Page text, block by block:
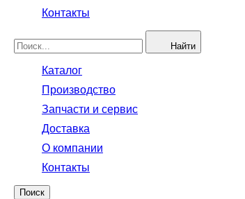
Контакты
Найти
Каталог
Производство
Запчасти и сервис
Доставка
О компании
Контакты
Поиск